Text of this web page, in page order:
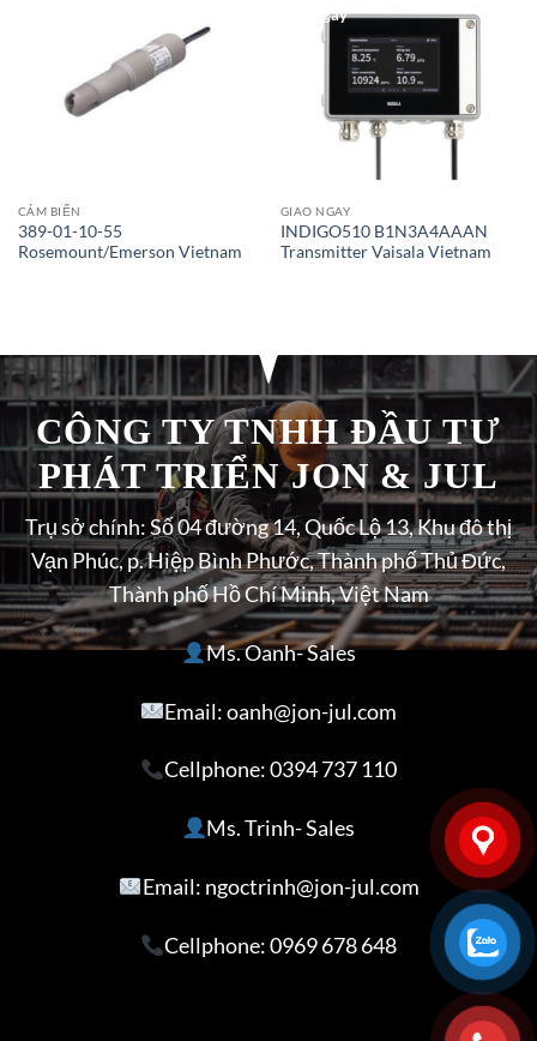
CẢM BIẾN
389-01-10-55
Rosemount/Emerson Vietnam
Giao Ngay
GIAO NGAY
INDIGO510 B1N3A4AAAN
Transmitter Vaisala Vietnam
CÔNG TY TNHH ĐẦU TƯ
PHÁT TRIỂN JON & JUL
Trụ sở chính: Số 04 đường 14, Quốc Lộ 13, Khu đô thị
Vạn Phúc, p. Hiệp Bình Phước, Thành phố Thủ Đức,
Thành phố Hồ Chí Minh, Việt Nam
Ms. Oanh- Sales
Email: oanh@jon-jul.com
Cellphone:0394 737 110
Ms. Trinh- Sales
Email: ngoctrinh@jon-jul.com
Cellphone:0969 678 648